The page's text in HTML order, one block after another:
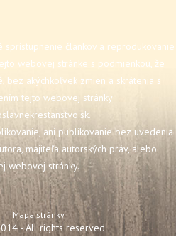
sprístupnenie článkov a reprodukovanie
webovej stránke s podmienkou, že
bez akýchkoľvek zmien a skrátenia s
tejto webovej stránky
.
ani publikovanie bez uvedenia
majiteľa autorských práv, alebo
webovej stránky.
Mapa stránky
- All rights reserved